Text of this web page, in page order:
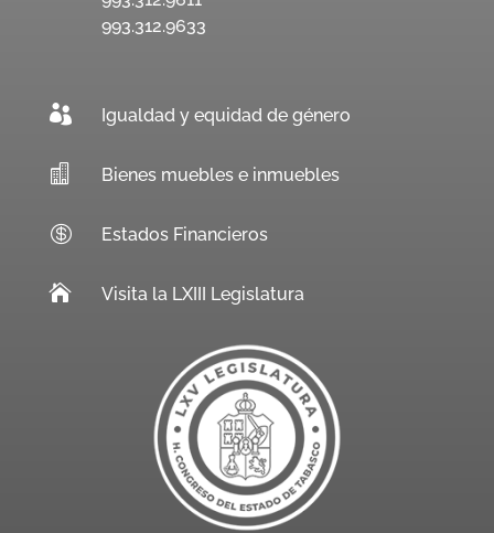
993.312.9633
 Igualdad y equidad de género
 Bienes muebles e inmuebles
 Estados Financieros
 Visita la LXIII Legislatura